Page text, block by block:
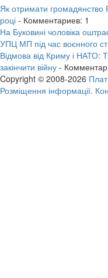
Як отримати
році - Комментариев: 1
На Буковині чоловіка
УПЦ МП під час воєнного
Відмова від Криму і НАТО:
закінчити війну -
Copyright © 2008-2026
Розміщення інформації.